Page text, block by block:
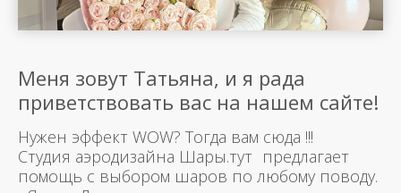
Меня зовут Татьяна, и я рада
приветствовать вас на нашем сайте!
Нужен эффект WOW? Тогда вам сюда !!!
Студия аэродизайна Шары.тут предлагает
помощь с выбором шаров по любому поводу.